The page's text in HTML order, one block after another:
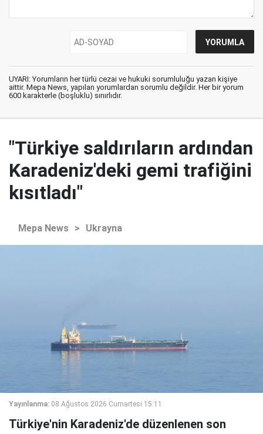
UYARI: Yorumların her türlü cezai ve hukuki sorumluluğu yazan kişiye
aittir. Mepa News, yapılan yorumlardan sorumlu değildir. Her bir yorum
600 karakterle (boşluklu) sınırlıdır.
"Türkiye saldırıların ardından
Karadeniz'deki gemi trafiğini
kısıtladı"
Mepa News > Ukrayna
Yayınlanma: 08 Ağustos 2026 Cumartesi 15:11
Türkiye'nin Karadeniz'de düzenlenen son